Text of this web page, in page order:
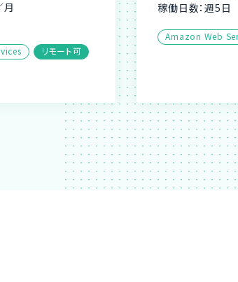
稼働日数：週5日
リモート可